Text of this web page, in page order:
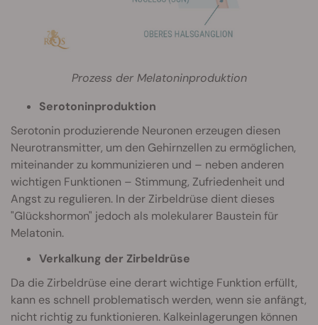
Prozess der Melatoninproduktion
Serotoninproduktion
Serotonin produzierende Neuronen erzeugen diesen
Neurotransmitter, um den Gehirnzellen zu ermöglichen,
miteinander zu kommunizieren und – neben anderen
wichtigen Funktionen – Stimmung, Zufriedenheit und
Angst zu regulieren. In der Zirbeldrüse dient dieses
"Glückshormon" jedoch als molekularer Baustein für
Melatonin.
Verkalkung der Zirbeldrüse
Da die Zirbeldrüse eine derart wichtige Funktion erfüllt,
kann es schnell problematisch werden, wenn sie anfängt,
nicht richtig zu funktionieren. Kalkeinlagerungen können